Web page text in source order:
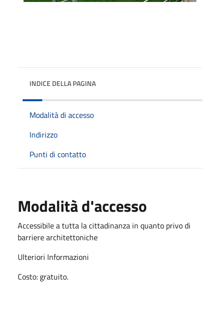
INDICE DELLA PAGINA
Modalità di accesso
Indirizzo
Punti di contatto
Modalità d'accesso
Accessibile a tutta la cittadinanza in quanto privo di
barriere architettoniche
Ulteriori Informazioni
Costo: gratuito.